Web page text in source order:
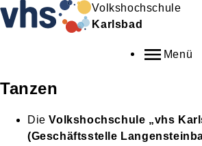
Volkshochschule
Karlsbad
Menü
Tanzen
DieVolkshochschule „vhs
(Geschäftsstelle